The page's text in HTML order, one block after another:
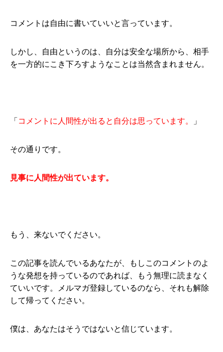
コメントは自由に書いていいと言っています。
しかし、自由というのは、自分は安全な場所から、相手
を一方的にこき下ろすようなことは当然含まれません。
「 コメントに人間性が出ると自分は思っています。 」
その通りです。
見事に人間性が出ています。
もう、来ないでください。
この記事を読んでいるあなたが、もしこのコメントのよ
うな発想を持っているのであれば、もう無理に読まなく
ていいです。メルマガ登録しているのなら、それも解除
して帰ってください。
僕は、あなたはそうではないと信じています。